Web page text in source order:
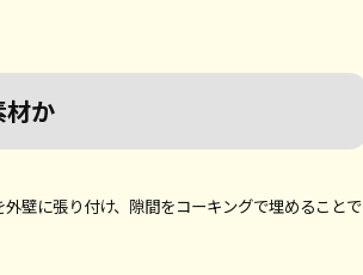
材か
壁に張り付け、隙間をコーキングで埋めることで